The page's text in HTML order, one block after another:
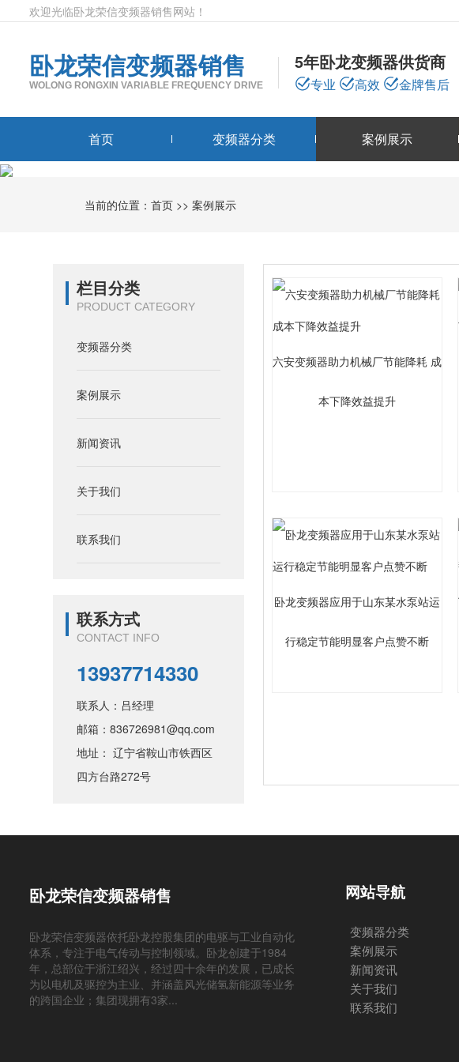
欢迎光临卧龙荣信变频器销售网站！
卧龙荣信变频器销售
WOLONG RONGXIN VARIABLE FREQUENCY DRIVE
5年卧龙变频器供货商
专业 高效 金牌售后
首页 变频器分类 案例展示
当前的位置：首页 >>案例展示
栏目分类
PRODUCT CATEGORY
变频器分类
案例展示
新闻资讯
关于我们
联系我们
联系方式
CONTACT INFO
13937714330
联系人：吕经理
邮箱：836726981@qq.com
地址： 辽宁省鞍山市铁西区
四方台路272号
六安变频器助力机械厂节能降耗 成
本下降效益提升
卧龙变频器应用于山东某水泵站运
行稳定节能明显客户点赞不断
卧龙荣信变频器销售
卧龙荣信变频器依托卧龙控股集团的电驱与工业自动化
体系，专注于电气传动与控制领域。卧龙创建于1984
年，总部位于浙江绍兴，经过四十余年的发展，已成长
为以电机及驱控为主业、并涵盖风光储氢新能源等业务
的跨国企业；集团现拥有3家...
网站导航
变频器分类
案例展示
新闻资讯
关于我们
联系我们